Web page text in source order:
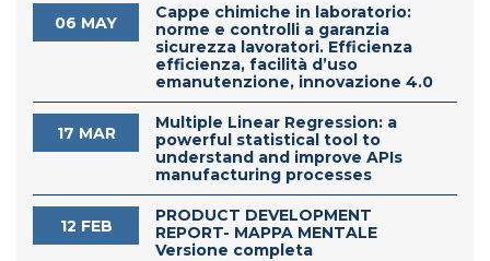
06 MAY
Cappe chimiche in laboratorio:
norme e controlli a garanzia
sicurezza lavoratori. Efficienza
efficienza, facilità d’uso
emanutenzione, innovazione 4.0
17 MAR
Multiple Linear Regression: a
powerful statistical tool to
understand and improve APIs
manufacturing processes
12 FEB
PRODUCT DEVELOPMENT
REPORT- MAPPA MENTALE
Versione completa